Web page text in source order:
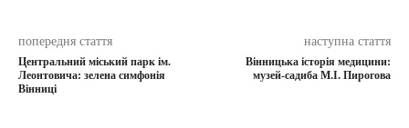
попередня стаття
Центральний міський парк ім.
Леонтовича: зелена симфонія
Вінниці
наступна стаття
Вінницька історія медицини:
музей-садиба М.І. Пирогова